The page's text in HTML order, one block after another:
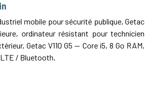
mobile pour sécurité publique, Getac
ordinateur résistant pour technicien
Getac V110 G5 — Core i5, 8 Go RAM,
LTE / Bluetooth.